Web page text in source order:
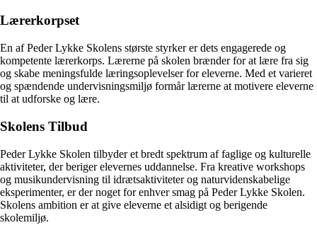
Lærerkorpset
En af Peder Lykke Skolens største styrker er dets engagerede og
kompetente lærerkorps. Lærerne på skolen brænder for at lære fra sig
og skabe meningsfulde læringsoplevelser for eleverne. Med et varieret
og spændende undervisningsmiljø formår lærerne at motivere eleverne
til at udforske og lære.
Skolens Tilbud
Peder Lykke Skolen tilbyder et bredt spektrum af faglige og kulturelle
aktiviteter, der beriger elevernes uddannelse. Fra kreative workshops
og musikundervisning til idrætsaktiviteter og naturvidenskabelige
eksperimenter, er der noget for enhver smag på Peder Lykke Skolen.
Skolens ambition er at give eleverne et alsidigt og berigende
skolemiljø.